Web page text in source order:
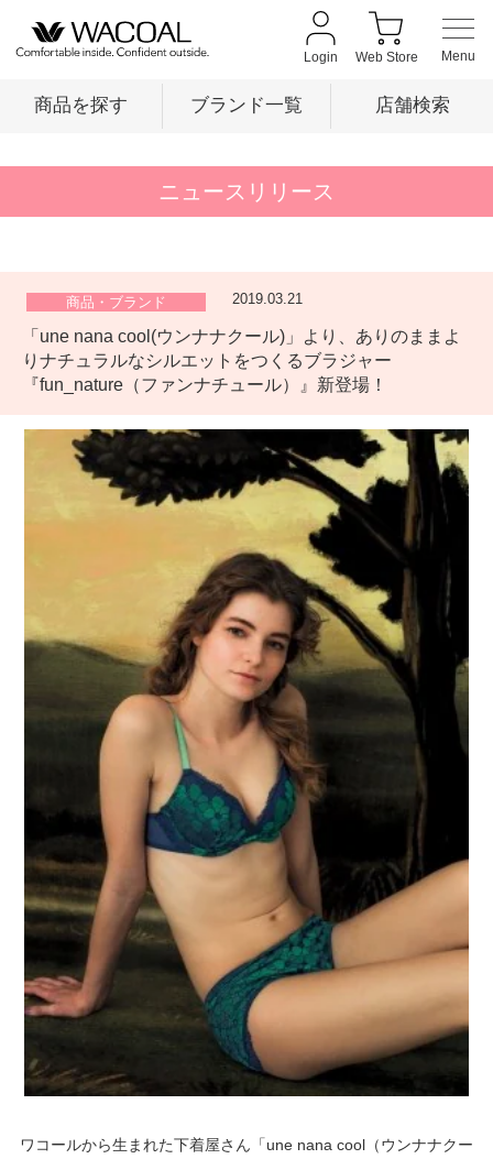
Login Web Store
商品を探す ブランド一覧 店舗検索
店舗検索
新着情報
重要なお知らせ
ワコールウェブストア
公式アプリ
ニュース＆トピックス
企業情報
SNSアカウント一覧
プレゼント・キャンペーン
ニュースリリース
商品・ブランド 2019.03.21
「une nana cool(ウンナナクール)」より、ありのままよ
りナチュラルなシルエットをつくるブラジャー
『fun_nature（ファンナチュール）』新登場！
ワコールから生まれた下着屋さん「une nana cool（ウンナナクー